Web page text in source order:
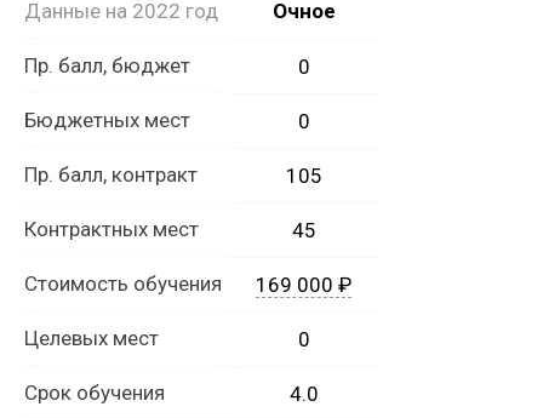
Данные на 2022 год Очное
Пр. балл, бюджет 0
Бюджетных мест 0
Пр. балл, контракт 105
Контрактных мест 45
Стоимость обучения 169 000 ₽
Целевых мест 0
Срок обучения 4.0